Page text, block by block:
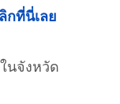
กที่นี่เลย
นจังหวัด